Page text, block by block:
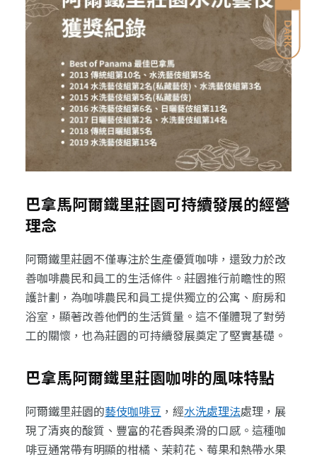
DARK
巴拿馬阿爾鐵里莊園可持續發展的經營
理念
阿爾鐵里莊園不僅專注於生產優質咖啡，還致力於改
善咖啡農民和員工的生活條件。莊園推行前瞻性的照
護計劃，為咖啡農民和員工提供獨立的公寓、廚房和
浴室，顯著改善他們的生活質量。這不僅體現了對勞
工的關懷，也為莊園的可持續發展奠定了堅實基礎。
巴拿馬阿爾鐵里莊園咖啡的風味特點
阿爾鐵里莊園的藝伎咖啡豆 ，經水洗處理法處理，展
現了清爽的酸質、豐富的花香與柔滑的口感。這種咖
啡豆通常帶有明顯的柑橘、茉莉花、莓果和熱帶水果